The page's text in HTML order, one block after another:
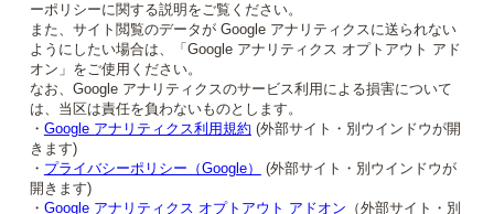
ーポリシーに関する説明をご覧ください。
また、サイト閲覧のデータが Google アナリティクスに送られない
ようにしたい場合は、「Google アナリティクス オプトアウト アド
オン」をご使用ください。
なお、Google アナリティクスのサービス利用による損害について
は、当区は責任を負わないものとします。
・ Google アナリティクス利用規約 (外部サイト・別ウインドウが開
きます)
・ プライバシーポリシー（Google）
(外部サイト・別ウインドウが
開きます)
・ Google アナリティクス オプトアウト アドオン （外部サイト・別